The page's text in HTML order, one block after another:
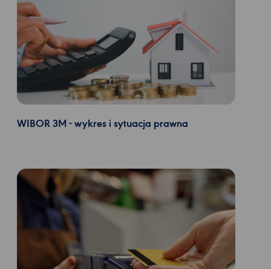
WIBOR 3M - wykres i sytuacja prawna